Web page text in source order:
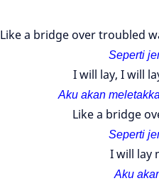
Like a bridge over troubled
Seperti
I will lay, I will
Aku akan
Like a bridge
Seperti
I will lay
Aku